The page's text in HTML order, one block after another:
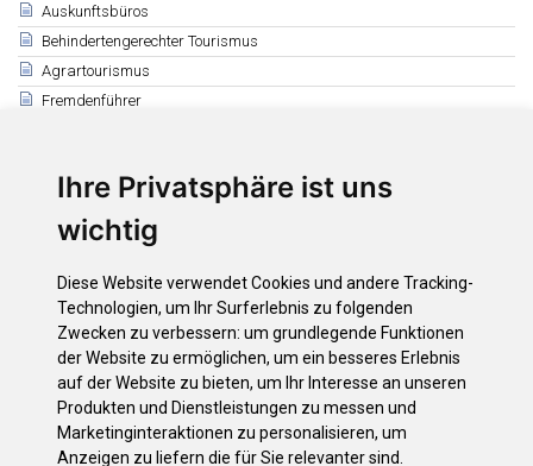
Ihre Privatsphäre ist uns
wichtig
Diese Website verwendet Cookies und andere Tracking-
Technologien, um Ihr Surferlebnis zu folgenden
Zwecken zu verbessern: um grundlegende Funktionen
der Website zu ermöglichen, um ein besseres Erlebnis
auf der Website zu bieten, um Ihr Interesse an unseren
Produkten und Dienstleistungen zu messen und
Marketinginteraktionen zu personalisieren, um
Anzeigen zu liefern die für Sie relevanter sind
Auskunftsbüros
Behindertengerechter Tourismus
Agrartourismus
Fremdenführer
Verwandte
APAV Verband der Reisebüros der Provinz
Costa Adeje
Puerto de la Cruz
Santa Cruz de Tenerife
La Laguna
Tacoronte
La Orotava - Los Realejos